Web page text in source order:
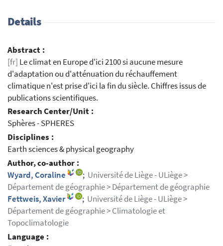
Details
Abstract :
[fr] Le climat en Europe d'ici 2100 si aucune mesure
d'adaptation ou d'atténuation du réchauffement
climatique n'est prise d'ici la fin du siècle. Chiffres issus de
publications scientifiques.
Research Center/Unit :
Sphères - SPHERES
Disciplines :
Earth sciences & physical geography
Author, co-author :
Wyard, Coraline
; Université de Liège - ULiège >
Département de géographie > Département de géographie
Fettweis, Xavier
; Université de Liège - ULiège >
Département de géographie > Climatologie et
Topoclimatologie
Language :